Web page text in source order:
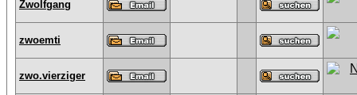
Zwolfgang
zwoemti
zwo.vierziger